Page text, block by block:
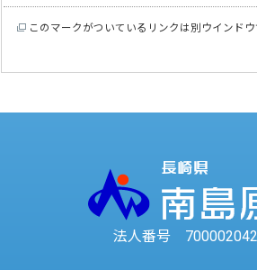
このマークがついているリンクは別ウインド
法人番号